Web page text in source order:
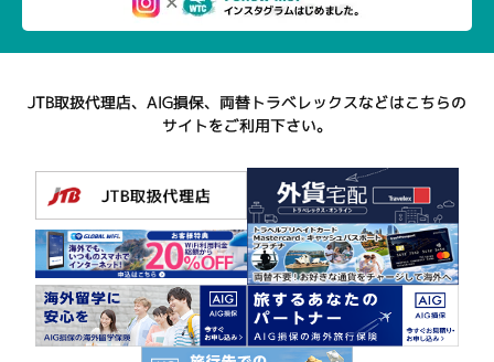
JTB取扱代理店、AIG損保、両替トラベレックスなどはこちらの
サイトをご利用下さい。